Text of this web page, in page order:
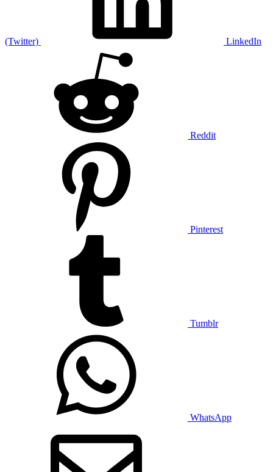
(Twitter) LinkedIn
Reddit
Pinterest
Tumblr
WhatsApp